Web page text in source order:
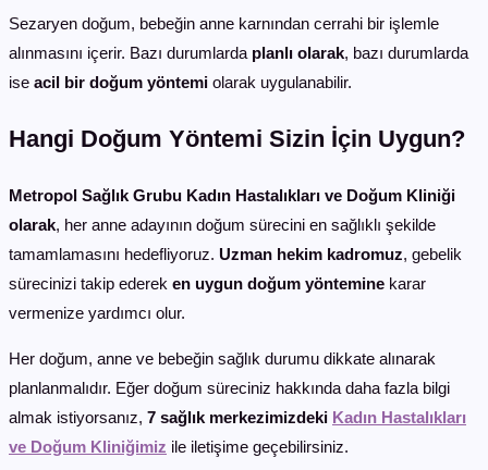
Sezaryen doğum, bebeğin anne karnından cerrahi bir işlemle
alınmasını içerir. Bazı durumlarda planlı olarak, bazı durumlarda
ise acil bir doğum yöntemi olarak uygulanabilir.
Hangi Doğum Yöntemi Sizin İçin Uygun?
Metropol Sağlık Grubu Kadın Hastalıkları ve Doğum Kliniği
olarak, her anne adayının doğum sürecini en sağlıklı şekilde
tamamlamasını hedefliyoruz. Uzman hekim kadromuz, gebelik
sürecinizi takip ederek en uygun doğum yöntemine karar
vermenize yardımcı olur.
Her doğum, anne ve bebeğin sağlık durumu dikkate alınarak
planlanmalıdır. Eğer doğum süreciniz hakkında daha fazla bilgi
almak istiyorsanız, 7 sağlık merkezimizdeki Kadın Hastalıkları
ve Doğum Kliniğimiz ile iletişime geçebilirsiniz.